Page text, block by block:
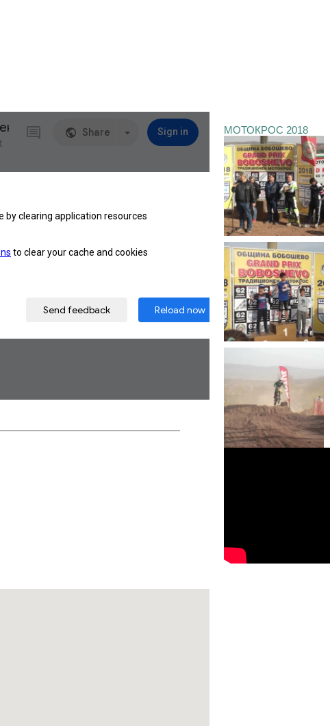
МОТОКРОС 2018